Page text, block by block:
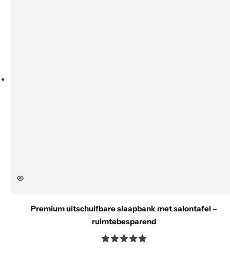
Premium uitschuifbare slaapbank met salontafel –
ruimtebesparend